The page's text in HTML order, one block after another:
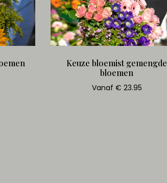
Keuze bloemist gemengde
bloemen
Vanaf € 23.95